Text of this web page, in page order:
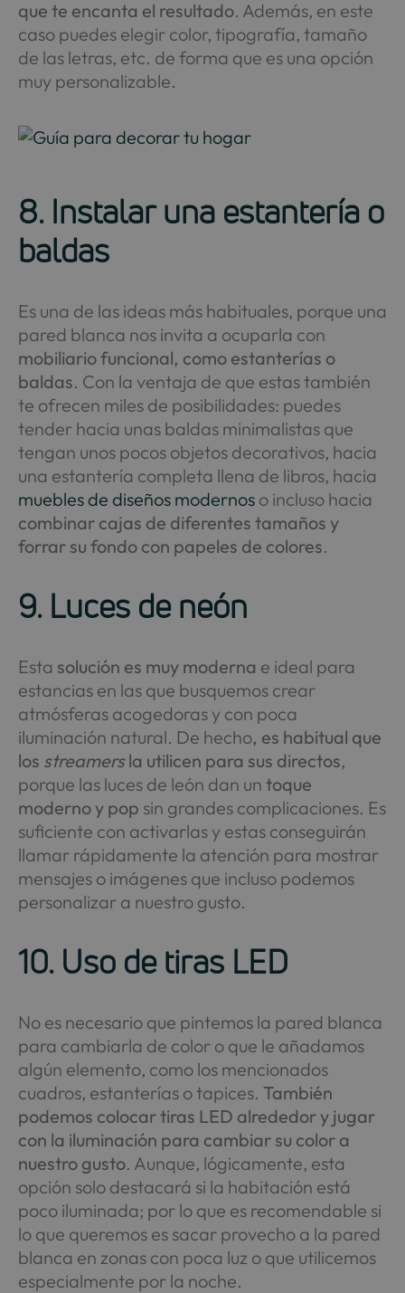
que te encanta el resultado. Además, en este
caso puedes elegir color, tipografía, tamaño
de las letras, etc. de forma que es una opción
muy personalizable.
8. Instalar una estantería o
baldas
Es una de las ideas más habituales, porque una
pared blanca nos invita a ocuparla con
mobiliario funcional, como estanterías o
baldas. Con la ventaja de que estas también
te ofrecen miles de posibilidades: puedes
tender hacia unas baldas minimalistas que
tengan unos pocos objetos decorativos, hacia
una estantería completa llena de libros, hacia
muebles de diseños modernoso incluso hacia
combinar cajas de diferentes tamaños y
forrar su fondo con papeles de colores.
9. Luces de neón
Esta solución es muy moderna e ideal para
estancias en las que busquemos crear
atmósferas acogedoras y con poca
iluminación natural. De hecho, es habitual que
los streamersla utilicen para sus directos,
porque las luces de león dan un toque
moderno y pop sin grandes complicaciones. Es
suficiente con activarlas y estas conseguirán
llamar rápidamente la atención para mostrar
mensajes o imágenes que incluso podemos
personalizar a nuestro gusto.
10. Uso de tiras LED
No es necesario que pintemos la pared blanca
para cambiarla de color o que le añadamos
algún elemento, como los mencionados
cuadros, estanterías o tapices. También
podemos colocar tiras LED alrededor y jugar
con la iluminación para cambiar su color a
nuestro gusto. Aunque, lógicamente, esta
opción solo destacará si la habitación está
poco iluminada; por lo que es recomendable si
lo que queremos es sacar provecho a la pared
blanca en zonas con poca luz o que utilicemos
especialmente por la noche.